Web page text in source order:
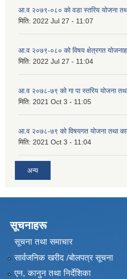
आ.व २०७९-०८० को वडा स्तरिय योजना
मिति: 2022 Jul 27 - 11:07
आ.व २०७९-०८० को विषय क्षेत्रगत
मिति: 2022 Jul 27 - 11:04
आ.व २०७८-७९ को गा पा स्तरिय योजना
मिति: 2021 Oct 3 - 11:05
आ.व २०७८-७९ को विषयगत योजना तथा
मिति: 2021 Oct 3 - 11:04
अन्य
सूचनाहरू
सूचना तथा समाचार
सार्वजनिक खरीद /बोलपत्र सूचना
एन, कानुन तथा निर्देशिका